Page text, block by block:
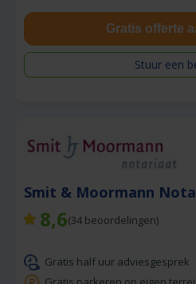
Gratis offerte
Stuur een
Smit & Moormann
8,6(34 beoordelingen)
Gratis half uur adviesgesprek